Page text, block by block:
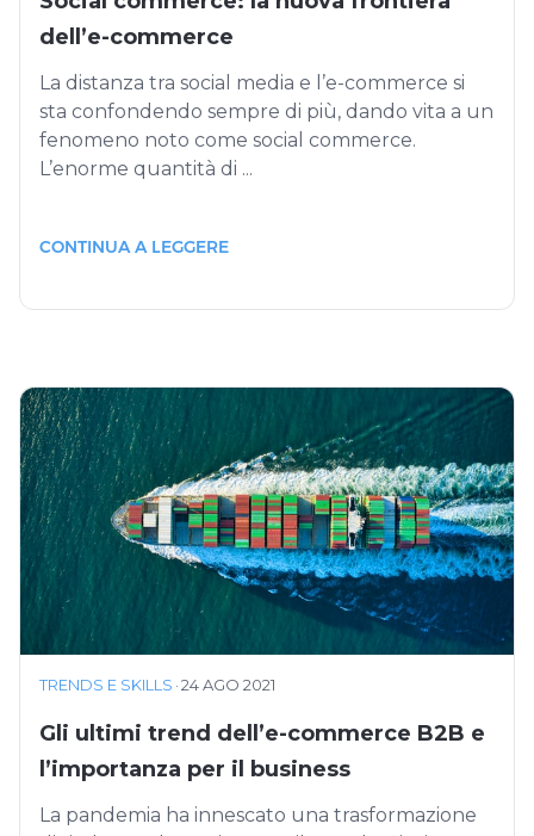
dell’e-commerce
La distanza tra social media e l’e-commerce si
sta confondendo sempre di più, dando vita a un
fenomeno noto come social commerce.
L’enorme quantità di ...
CONTINUA A LEGGERE
TRENDS E SKILLS ·24 AGO 2021
Gli ultimi trend dell’e-commerce B2B e
l’importanza per il business
La pandemia ha innescato una trasformazione